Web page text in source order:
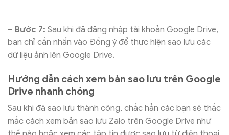
– Bước 7: Sau khi đã đăng nhập tài khoản Google Drive,
bạn chỉ cần nhấn vào Đồng ý để thực hiện sao lưu các
dữ liệu ảnh lên Google Drive.
Hướng dẫn cách xem bản sao lưu trên Google
Drive nhanh chóng
Sau khi đã sao lưu thành công, chắc hẳn các bạn sẽ thắc
mắc cách xem bản sao lưu Zalo trên Google Drive như